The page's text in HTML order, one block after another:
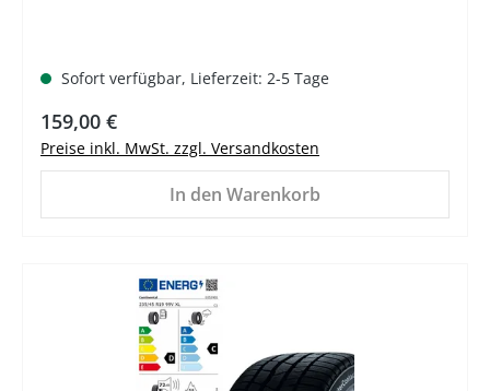
Sofort verfügbar, Lieferzeit: 2-5 Tage
Regulärer Preis:
159,00 €
Preise inkl. MwSt. zzgl. Versandkosten
In den Warenkorb